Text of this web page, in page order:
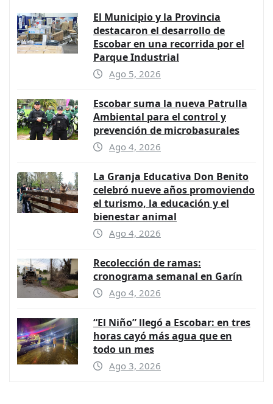
El Municipio y la Provincia
destacaron el desarrollo de
Escobar en una recorrida por el
Parque Industrial
Ago 5, 2026
Escobar suma la nueva Patrulla
Ambiental para el control y
prevención de microbasurales
Ago 4, 2026
La Granja Educativa Don Benito
celebró nueve años promoviendo
el turismo, la educación y el
bienestar animal
Ago 4, 2026
Recolección de ramas:
cronograma semanal en Garín
Ago 4, 2026
“El Niño” llegó a Escobar: en tres
horas cayó más agua que en
todo un mes
Ago 3, 2026